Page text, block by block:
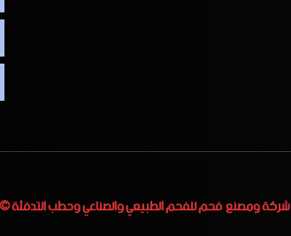
شركة ومصنع فحم للفحم الطبيعي والصناعي وحطب التدفئة© 2023